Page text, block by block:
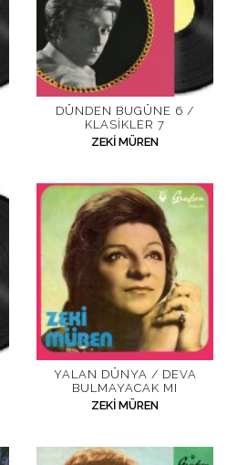
DÜNDEN BUGÜNE 6 /
KLASIKLER 7
ZEKI MÜREN
YALAN DÜNYA / DEVA
BULMAYACAK MI
ZEKI MÜREN